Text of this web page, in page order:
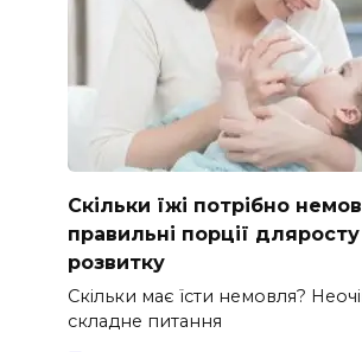
Скільки їжі потрібно
правильні порції дляросту
розвитку
Скільки має їсти немовля?
складне питання